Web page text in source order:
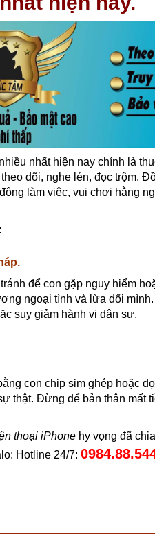
nhất hiện nay chính là
dõi, nghe lén, đọc trộm.
làm việc, vui chơi hằng
để con gặp nguy hiểm
ngoại tình và lừa dối mình.
suy giảm hành vi dân sự.
con chip sim ghép hoặc
thật. Đừng để bản thân mất
thoại iPhone hy vọng đã
Hotline 24/7: